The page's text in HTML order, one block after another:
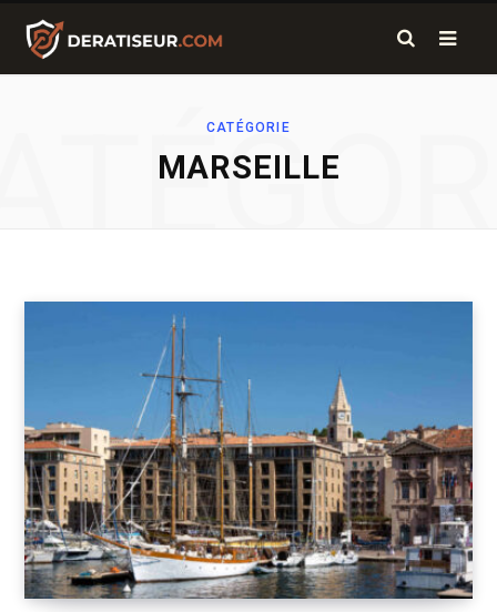
CATÉGORIE
MARSEILLE